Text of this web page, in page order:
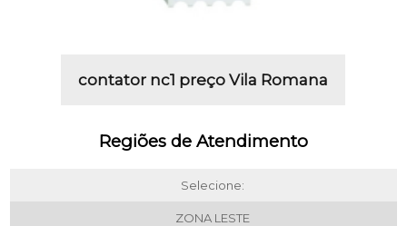
contator nc1 preço Vila Romana
Regiões de Atendimento
Selecione:
ZONA LESTE